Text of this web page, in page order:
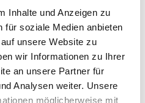
Inhalte und Anzeigen zu
für soziale Medien anbieten
unsere Website zu
wir Informationen zu Ihrer
an unsere Partner für
Analysen weiter. Unsere
möglicherweise mit